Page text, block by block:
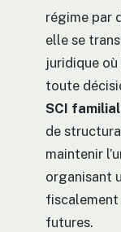
régime par
elle se
juridique où
toute
SCI
de
maintenir
organisant
futures.